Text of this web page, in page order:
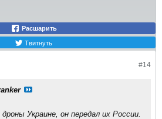
Расшарить
Твитнуть
#14
Украине, он передал их России.